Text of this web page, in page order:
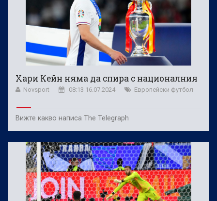
Хари Кейн няма да спира с националния
Novsport 08:13 16.07.2024 Европейски футбол
Вижте какво написа The Telegraph